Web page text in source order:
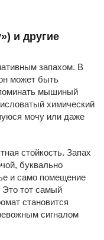
и другие
запахом. В
может быть
мышиный
химический
мочу или даже
стойкость. Запах
буквально
и само помещение
Это тот самый
становится
сигналом